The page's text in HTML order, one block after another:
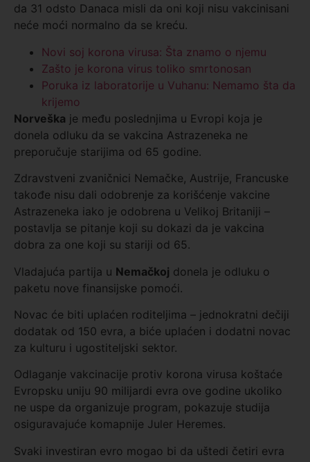
da 31 odsto Danaca misli da oni koji nisu vakcinisani
neće moći normalno da se kreću.
Novi soj korona virusa: Šta znamo o njemu
Zašto je korona virus toliko smrtonosan
Poruka iz laboratorije u Vuhanu: Nemamo šta da
krijemo
Norveška je među poslednjima u Evropi koja je
donela odluku da se vakcina Astrazeneka ne
preporučuje starijima od 65 godine.
Zdravstveni zvaničnici Nemačke, Austrije, Francuske
takođe nisu dali odobrenje za korišćenje vakcine
Astrazeneka iako je odobrena u Velikoj Britaniji –
postavlja se pitanje koji su dokazi da je vakcina
dobra za one koji su stariji od 65.
Vladajuća partija u Nemačkoj donela je odluku o
paketu nove finansijske pomoći.
Novac će biti uplaćen roditeljima – jednokratni dečiji
dodatak od 150 evra, a biće uplaćen i dodatni novac
za kulturu i ugostiteljski sektor.
Odlaganje vakcinacije protiv korona virusa koštaće
Evropsku uniju 90 milijardi evra ove godine ukoliko
ne uspe da organizuje program, pokazuje studija
osiguravajuće komapnije Juler Heremes.
Svaki investiran evro mogao bi da uštedi četiri evra